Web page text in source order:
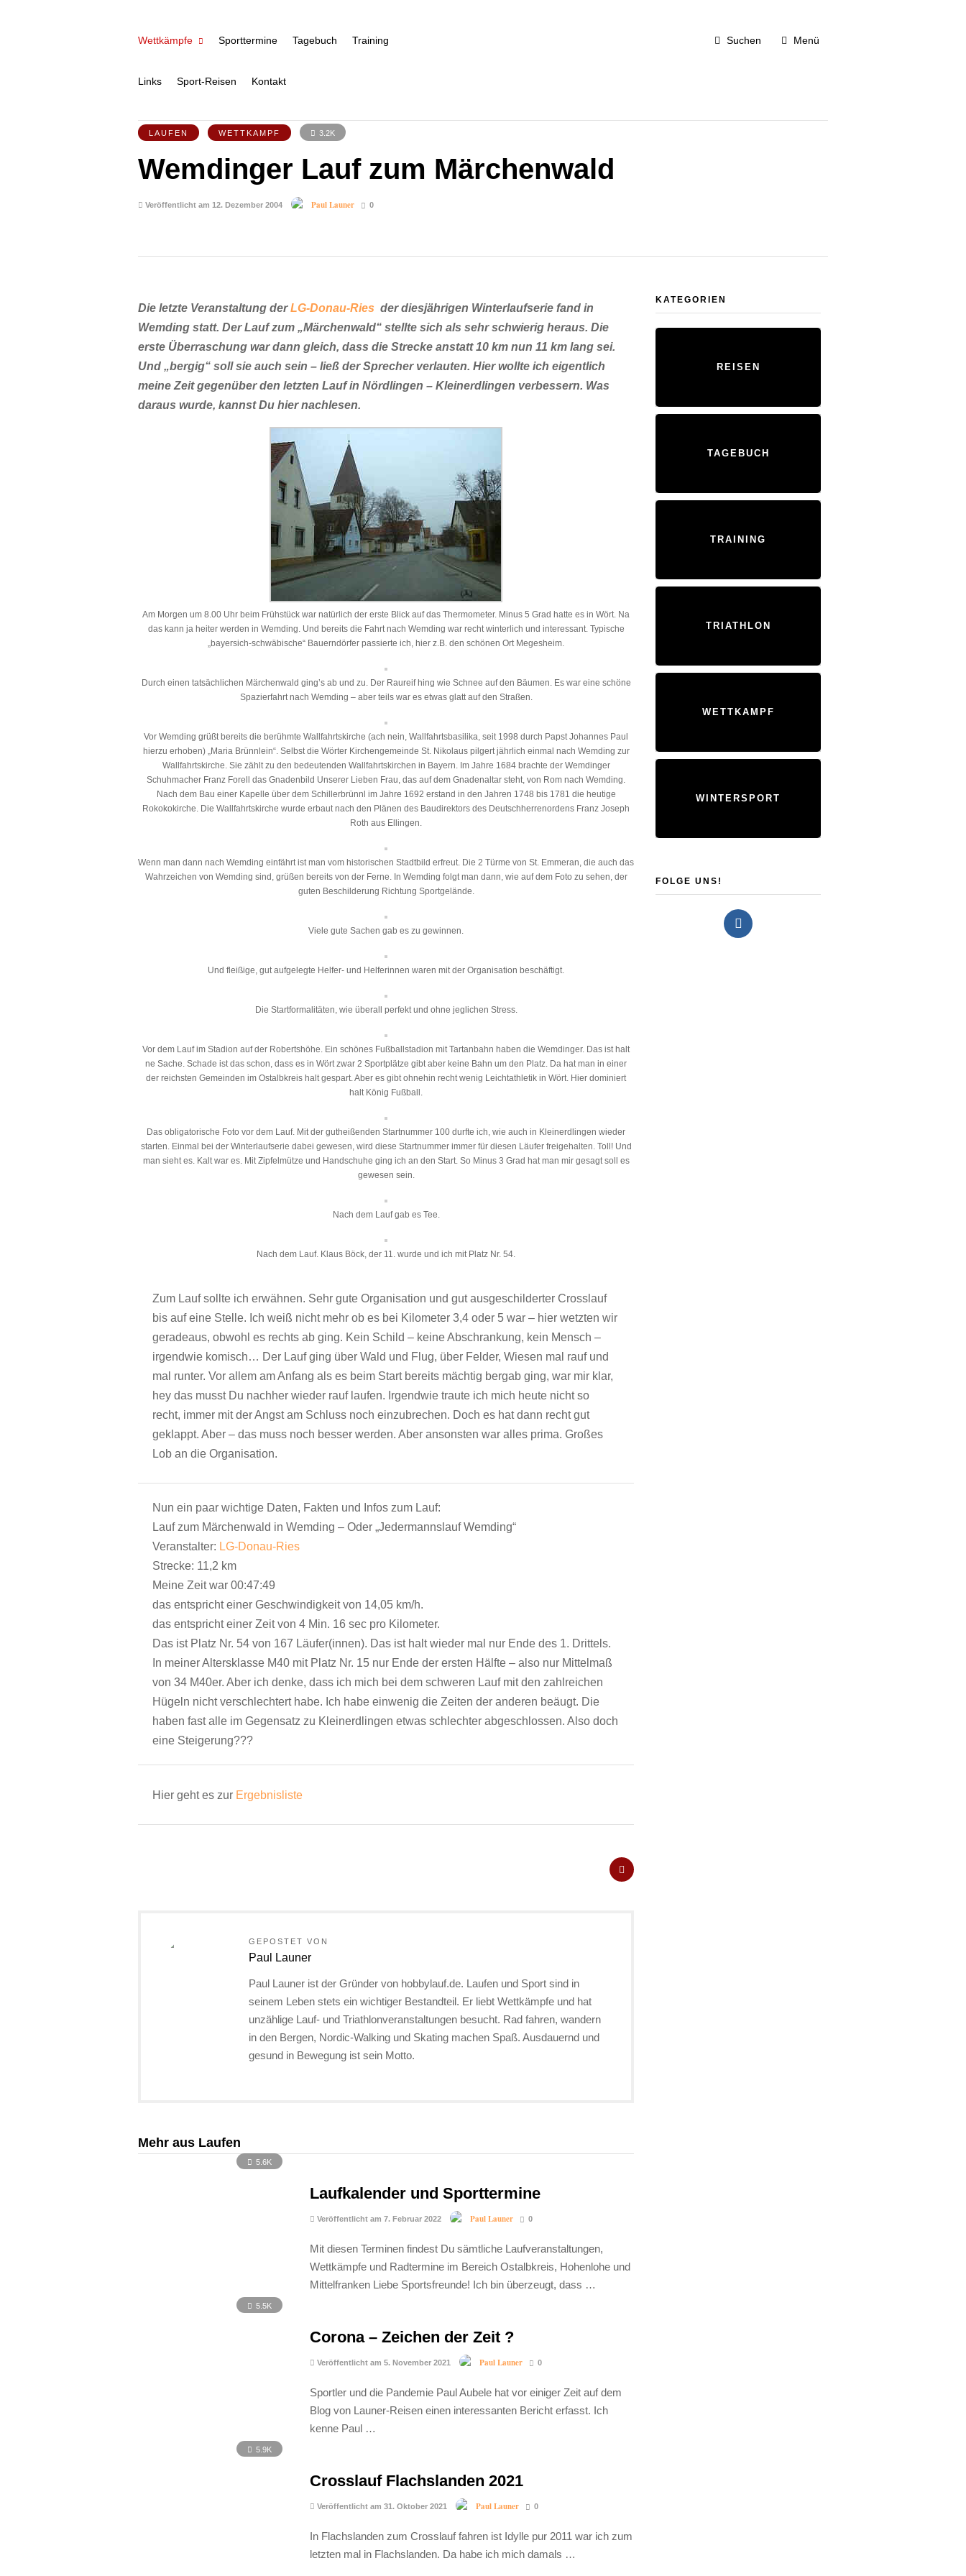
Wettkämpfe Sporttermine Tagebuch Training
Links Sport-Reisen Kontakt
Suchen Menü
LAUFEN WETTKAMPF 3.2K
Wemdinger Lauf zum Märchenwald
Veröffentlicht am 12. Dezember 2004 Paul Launer 0
Die letzte Veranstaltung derLG-Donau-Ries der diesjährigen Winterlaufserie fand in
Wemding statt. Der Lauf zum „Märchenwald“ stellte sich als sehr schwierig heraus. Die
erste Überraschung war dann gleich, dass die Strecke anstatt 10 km nun 11 km lang sei.
Und „bergig“ soll sie auch sein – ließ der Sprecher verlauten. Hier wollte ich eigentlich
meine Zeit gegenüber den letzten Lauf in Nördlingen – Kleinerdlingen verbessern. Was
daraus wurde, kannst Du hier nachlesen.
Am Morgen um 8.00 Uhr beim Frühstück war natürlich der erste Blick auf das Thermometer. Minus 5 Grad hatte es in Wört. Na
das kann ja heiter werden in Wemding. Und bereits die Fahrt nach Wemding war recht winterlich und interessant. Typische
„bayersich-schwäbische“ Bauerndörfer passierte ich, hier z.B. den schönen Ort Megesheim.
Durch einen tatsächlichen Märchenwald ging’s ab und zu. Der Raureif hing wie Schnee auf den Bäumen. Es war eine schöne
Spazierfahrt nach Wemding – aber teils war es etwas glatt auf den Straßen.
Vor Wemding grüßt bereits die berühmte Wallfahrtskirche (ach nein, Wallfahrtsbasilika, seit 1998 durch Papst Johannes Paul
hierzu erhoben) „Maria Brünnlein“. Selbst die Wörter Kirchengemeinde St. Nikolaus pilgert jährlich einmal nach Wemding zur
Wallfahrtskirche. Sie zählt zu den bedeutenden Wallfahrtskirchen in Bayern. Im Jahre 1684 brachte der Wemdinger
Schuhmacher Franz Forell das Gnadenbild Unserer Lieben Frau, das auf dem Gnadenaltar steht, von Rom nach Wemding.
Nach dem Bau einer Kapelle über dem Schillerbrünnl im Jahre 1692 erstand in den Jahren 1748 bis 1781 die heutige
Rokokokirche. Die Wallfahrtskirche wurde erbaut nach den Plänen des Baudirektors des Deutschherrenordens Franz Joseph
Roth aus Ellingen.
Wenn man dann nach Wemding einfährt ist man vom historischen Stadtbild erfreut. Die 2 Türme von St. Emmeran, die auch das
Wahrzeichen von Wemding sind, grüßen bereits von der Ferne. In Wemding folgt man dann, wie auf dem Foto zu sehen, der
guten Beschilderung Richtung Sportgelände.
Viele gute Sachen gab es zu gewinnen.
Und fleißige, gut aufgelegte Helfer- und Helferinnen waren mit der Organisation beschäftigt.
Die Startformalitäten, wie überall perfekt und ohne jeglichen Stress.
Vor dem Lauf im Stadion auf der Robertshöhe. Ein schönes Fußballstadion mit Tartanbahn haben die Wemdinger. Das ist halt
ne Sache. Schade ist das schon, dass es in Wört zwar 2 Sportplätze gibt aber keine Bahn um den Platz. Da hat man in einer
der reichsten Gemeinden im Ostalbkreis halt gespart. Aber es gibt ohnehin recht wenig Leichtathletik in Wört. Hier dominiert
halt König Fußball.
Das obligatorische Foto vor dem Lauf. Mit der gutheißenden Startnummer 100 durfte ich, wie auch in Kleinerdlingen wieder
starten. Einmal bei der Winterlaufserie dabei gewesen, wird diese Startnummer immer für diesen Läufer freigehalten. Toll! Und
man sieht es. Kalt war es. Mit Zipfelmütze und Handschuhe ging ich an den Start. So Minus 3 Grad hat man mir gesagt soll es
gewesen sein.
Nach dem Lauf gab es Tee.
Nach dem Lauf. Klaus Böck, der 11. wurde und ich mit Platz Nr. 54.
Zum Lauf sollte ich erwähnen. Sehr gute Organisation und gut ausgeschilderter Crosslauf
bis auf eine Stelle. Ich weiß nicht mehr ob es bei Kilometer 3,4 oder 5 war – hier wetzten wir
geradeaus, obwohl es rechts ab ging. Kein Schild – keine Abschrankung, kein Mensch –
irgendwie komisch… Der Lauf ging über Wald und Flug, über Felder, Wiesen mal rauf und
mal runter. Vor allem am Anfang als es beim Start bereits mächtig bergab ging, war mir klar,
hey das musst Du nachher wieder rauf laufen. Irgendwie traute ich mich heute nicht so
recht, immer mit der Angst am Schluss noch einzubrechen. Doch es hat dann recht gut
geklappt. Aber – das muss noch besser werden. Aber ansonsten war alles prima. Großes
Lob an die Organisation.
Nun ein paar wichtige Daten, Fakten und Infos zum Lauf:
Lauf zum Märchenwald in Wemding – Oder „Jedermannslauf Wemding“
Veranstalter: LG-Donau-Ries
Strecke: 11,2 km
Meine Zeit war 00:47:49
das entspricht einer Geschwindigkeit von 14,05 km/h.
das entspricht einer Zeit von 4 Min. 16 sec pro Kilometer.
Das ist Platz Nr. 54 von 167 Läufer(innen). Das ist halt wieder mal nur Ende des 1. Drittels.
In meiner Altersklasse M40 mit Platz Nr. 15 nur Ende der ersten Hälfte – also nur Mittelmaß
von 34 M40er. Aber ich denke, dass ich mich bei dem schweren Lauf mit den zahlreichen
Hügeln nicht verschlechtert habe. Ich habe einwenig die Zeiten der anderen beäugt. Die
haben fast alle im Gegensatz zu Kleinerdlingen etwas schlechter abgeschlossen. Also doch
eine Steigerung???
Hier geht es zur Ergebnisliste
GEPOSTET VON
Paul Launer
Paul Launer ist der Gründer von hobbylauf.de. Laufen und Sport sind in
seinem Leben stets ein wichtiger Bestandteil. Er liebt Wettkämpfe und hat
unzählige Lauf- und Triathlonveranstaltungen besucht. Rad fahren, wandern
in den Bergen, Nordic-Walking und Skating machen Spaß. Ausdauernd und
gesund in Bewegung ist sein Motto.
Mehr aus Laufen
5.6K
Laufkalender und Sporttermine
Veröffentlicht am 7. Februar 2022 Paul Launer 0
Mit diesen Terminen findest Du sämtliche Laufveranstaltungen,
Wettkämpfe und Radtermine im Bereich Ostalbkreis, Hohenlohe und
Mittelfranken Liebe Sportsfreunde! Ich bin überzeugt, dass …
5.5K
Corona – Zeichen der Zeit ?
Veröffentlicht am 5. November 2021 Paul Launer 0
Sportler und die Pandemie Paul Aubele hat vor einiger Zeit auf dem
Blog von Launer-Reisen einen interessanten Bericht erfasst. Ich
kenne Paul …
5.9K
Crosslauf Flachslanden 2021
Veröffentlicht am 31. Oktober 2021 Paul Launer 0
In Flachslanden zum Crosslauf fahren ist Idylle pur 2011 war ich zum
letzten mal in Flachslanden. Da habe ich mich damals …
KATEGORIEN
REISEN
TAGEBUCH
TRAINING
TRIATHLON
WETTKAMPF
WINTERSPORT
FOLGE UNS!